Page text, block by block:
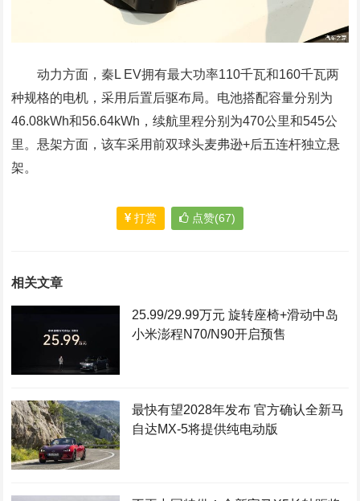
动力方面，秦L EV拥有最大功率110千瓦和160千瓦两
种规格的电机，采用后置后驱布局。电池搭配容量分别为
46.08kWh和56.64kWh，续航里程分别为470公里和545公
里。悬架方面，该车采用前双球头麦弗逊+后五连杆独立悬
架。
打赏 点赞(67)
相关文章
25.99/29.99万元 旋转座椅+滑动中岛
小米澎程N70/N90开启预售
最快有望2028年发布 官方确认全新马
自达MX-5将提供纯电动版